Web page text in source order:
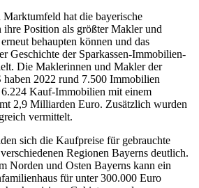
Marktumfeld hat die bayerische
ihre Position als größter Makler und
behaupten können und das
Geschichte der Sparkassen-Immobilien-
Die Maklerinnen und Makler der
haben 2022 rund 7.500 Immobilien
Kauf-Immobilien mit einem
2,9 Milliarden Euro. Zusätzlich wurden
vermittelt.
sich die Kaufpreise für gebrauchte
Regionen Bayerns deutlich.
Norden und Osten Bayerns kann ein
für unter 300.000 Euro